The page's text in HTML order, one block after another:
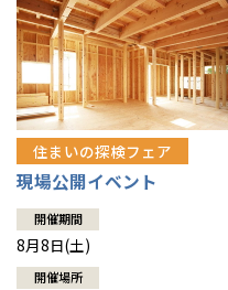
住まいの探検フェア
現場公開イベント
開催期間
8月8日(土)
開催場所